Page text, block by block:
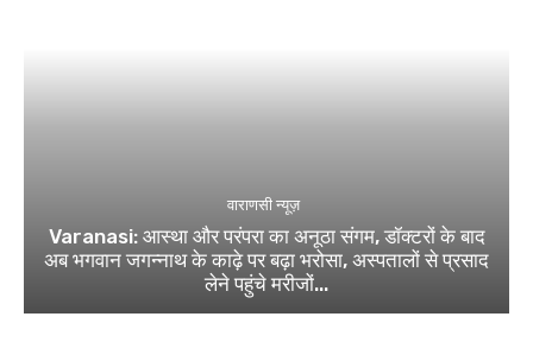
वाराणसी न्यूज़
Varanasi: आस्था और परंपरा का अनूठा संगम, डॉक्टरों के बाद
अब भगवान जगन्नाथ के काढ़े पर बढ़ा भरोसा, अस्पतालों से प्रसाद
लेने पहुंचे मरीजों...